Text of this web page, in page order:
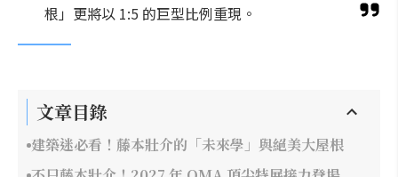
根」更將以 1:5 的巨型比例重現。
文章目錄
建築迷必看！藤本壯介的「未來學」與絕美大屋根